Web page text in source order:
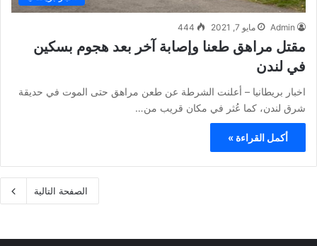
Admin مايو 7, 2021 444
مقتل مراهق طعنا وإصابة آخر بعد هجوم بسكين
في لندن
اخبار بريطانيا – أعلنت الشرطة عن طعن مراهق حتى الموت في حديقة
شرق لندن، كما عُثر في مكان قريب من…
أكمل القراءة »
الصفحة التالية